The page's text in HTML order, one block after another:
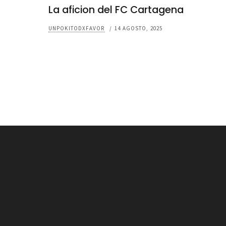
La aficion del FC Cartagena
UNPOKITODXFAVOR / 14 AGOSTO, 2025